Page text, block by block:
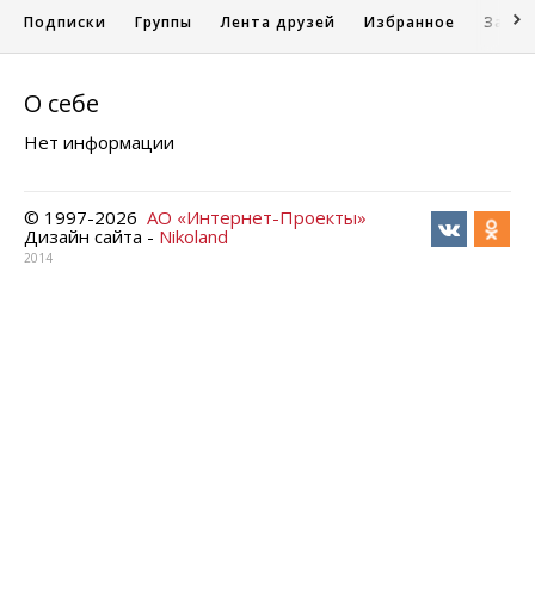
Подписки Группы Лента друзей Избранное
О себе
Нет информации
© 1997-2026 АО «Интернет-Проекты»
Дизайн сайта - Nikoland
2014